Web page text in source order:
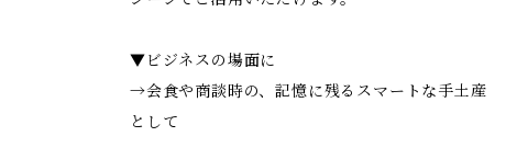
▼ビジネスの場面に
→会食や商談時の、記憶に残るスマートな手土産
として